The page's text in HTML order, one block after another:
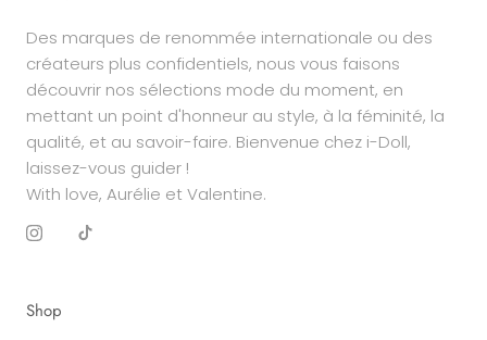
Des marques de renommée internationale ou des
créateurs plus confidentiels, nous vous faisons
découvrir nos sélections mode du moment, en
mettant un point d'honneur au style, à la féminité, la
qualité, et au savoir-faire. Bienvenue chez i-Doll,
laissez-vous guider !
With love, Aurélie et Valentine.
Shop